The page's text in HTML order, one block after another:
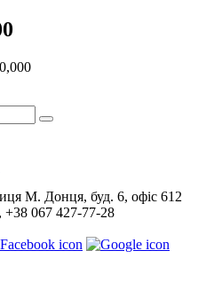
М. Донця, буд. 6, офіс 612
+38 067 427-77-28